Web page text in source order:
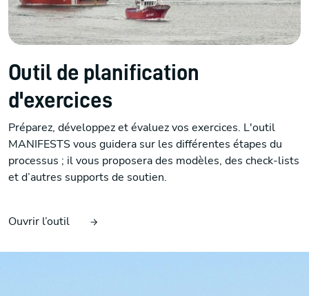
Outil de planification
d'exercices
Préparez, développez et évaluez vos exercices. L'outil
MANIFESTS vous guidera sur les différentes étapes du
processus ; il vous proposera des modèles, des check-lists
et d’autres supports de soutien.
Ouvrir l’outil